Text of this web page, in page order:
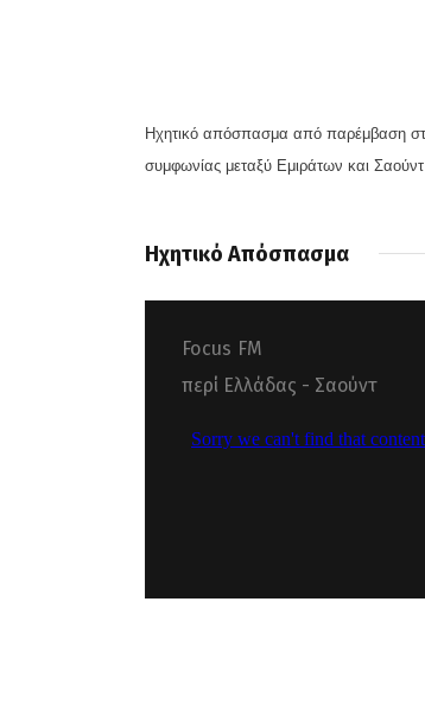
Ηχητικό απόσπασμα από παρέμβαση
συμφωνίας μεταξύ Εμιράτων και
Ηχητικό Απόσπασμα
Focus FM
περί Ελλάδας - Σαούντ